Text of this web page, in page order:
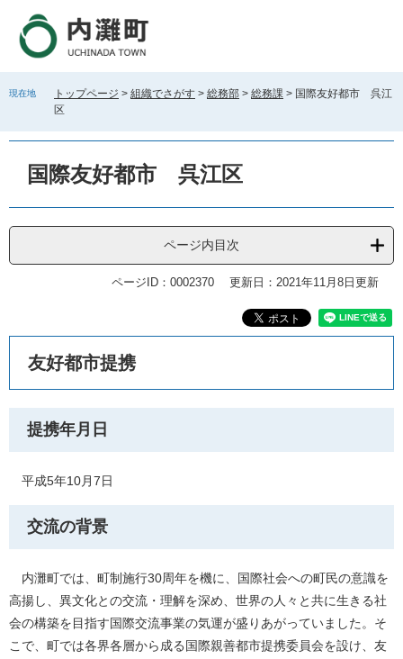
す
し
現在地 トップページ > 組織でさがす > 総務部 > 総務課 > 国際友好都市 呉江
区
国際友好都市 呉江区
ページ内目次
ページID：0002370 更新日：2021年11月8日更新
友好都市提携
提携年月日
平成5年10月7日
交流の背景
内灘町では、町制施行30周年を機に、国際社会への町民の意識を
高揚し、異文化との交流・理解を深め、世界の人々と共に生きる社
会の構築を目指す国際交流事業の気運が盛りあがっていました。そ
こで、町では各界各層から成る国際親善都市提携委員会を設け、友